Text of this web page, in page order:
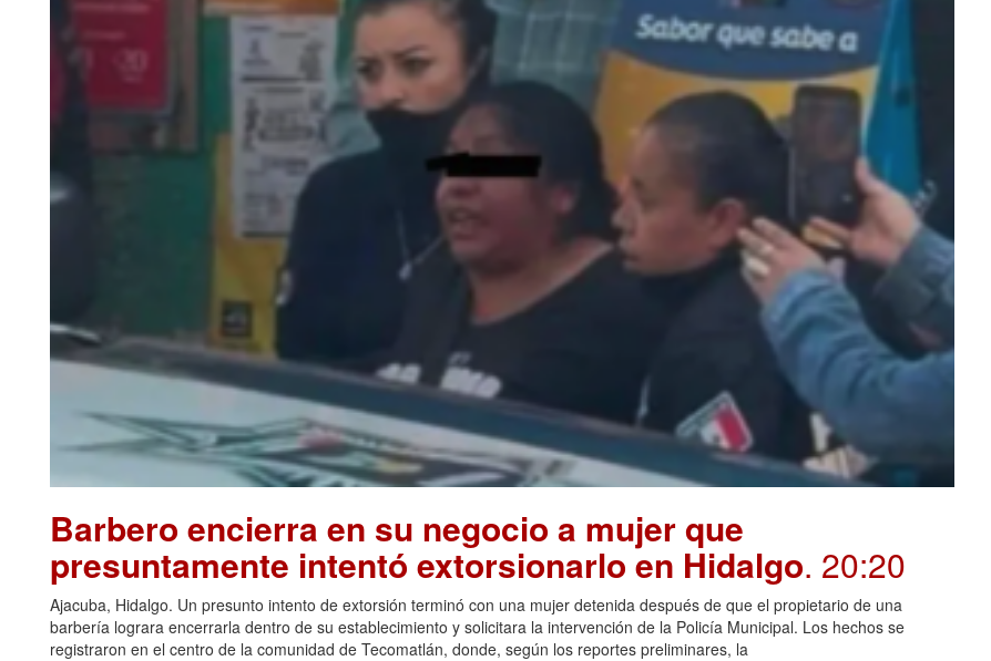
Barbero encierra en su negocio a mujer que
presuntamente intentó extorsionarlo en Hidalgo. 20:20
Ajacuba, Hidalgo. Un presunto intento de extorsión terminó con una mujer detenida después de que el propietario de una
barbería lograra encerrarla dentro de su establecimiento y solicitara la intervención de la Policía Municipal. Los hechos se
registraron en el centro de la comunidad de Tecomatlán, donde, según los reportes preliminares, la